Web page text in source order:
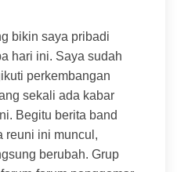
bikin saya pribadi
hari ini. Saya sudah
perkembangan
sekali ada kabar
Begitu berita band
reuni ini muncul,
berubah. Grup